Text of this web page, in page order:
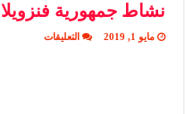
نشاط جمهورية فنزويلا
مايو 1, 2019 التعليقاتعلى